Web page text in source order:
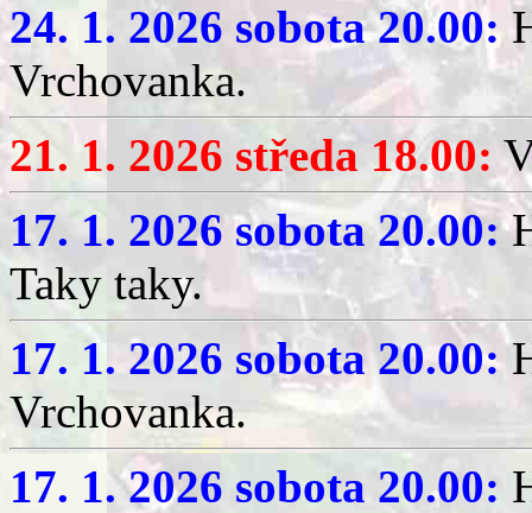
24. 1. 2026 sobota 20.00:
Vrchovanka.
21. 1. 2026 středa 18.00:
17. 1. 2026 sobota 20.00:
Taky taky.
17. 1. 2026 sobota 20.00:
Vrchovanka.
17. 1. 2026 sobota 20.00: